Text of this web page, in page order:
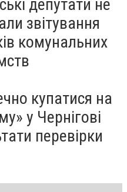
депутати не
звітування
комунальних
купатися на
у Чернігові
перевірки